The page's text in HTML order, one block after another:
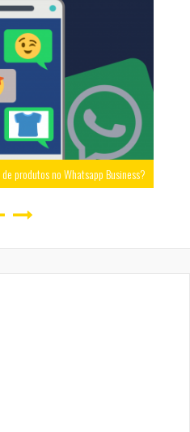
produtos no Whatsapp Business?